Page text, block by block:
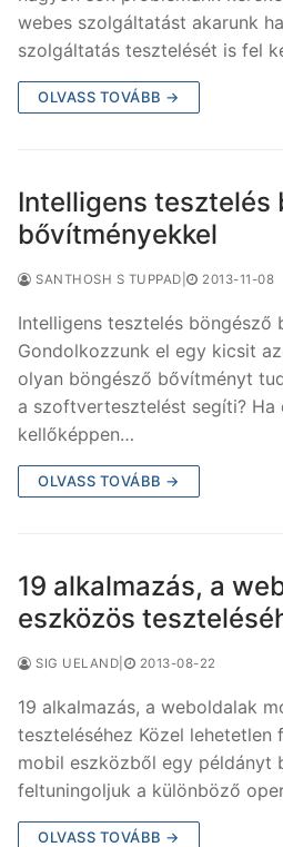
webes szolgáltatást akarunk
szolgáltatás tesztelését is fel
OLVASS TOVÁBB →
Intelligens tesztelés
bővítményekkel
SANTHOSH S TUPPAD 2013-11-08
Intelligens tesztelés böngésző
Gondolkozzunk el egy kicsit
olyan böngésző bővítményt
a szoftvertesztelést segíti? Ha
kellőképpen…
OLVASS TOVÁBB →
19 alkalmazás, a
eszközös
SIG UELAND 2013-08-22
19 alkalmazás, a weboldalak
teszteléséhez Közel lehetetlen
mobil eszközből egy példányt
feltuningoljuk a különböző
OLVASS TOVÁBB →